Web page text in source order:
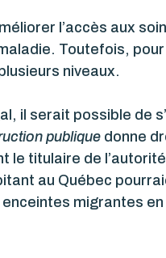
l’accès aux
Toutefois,
niveaux.
il serait possible de
publiquedonne
le titulaire de
au Québec
migrantes